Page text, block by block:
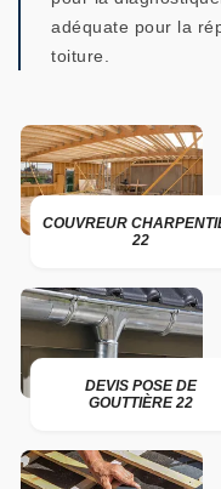
adéquate pour la
toiture.
COUVREUR
22
DEVIS POSE DE
GOUTTIÈRE 22